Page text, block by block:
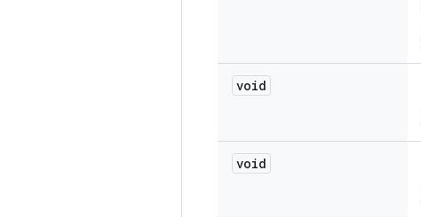
void
void